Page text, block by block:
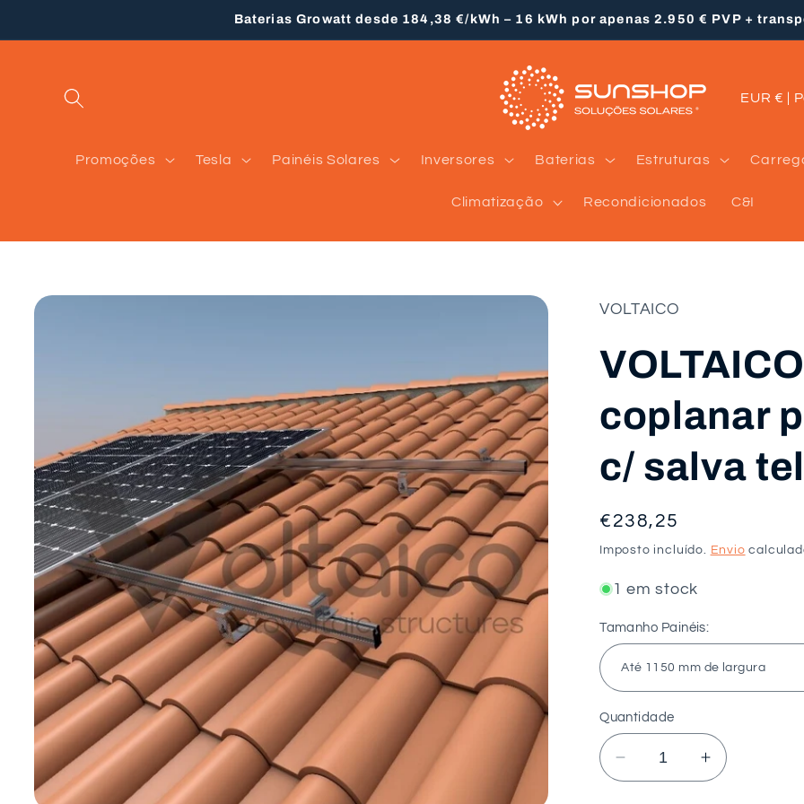
conteúdo
Baterias Growatt desde 184,38 €/kWh – 16 kWh por apenas 2.950 € PVP +
Promoções Tesla Painéis Solares Inversores Baterias Estruturas
Climatização Recondicionados C&I
P
í
/
r
ã
EUR
Saltar para
VOLTAICO
coplanar
c/ salva
Preço
normal
€238,25
Imposto incluído. Envio
1 em stock
Tamanho Painéis:
Quantidade
Diminuir
a
Aumentar
a